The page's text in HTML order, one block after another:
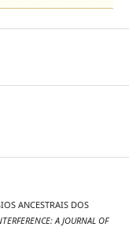
ANCESTRAIS DOS
A JOURNAL OF